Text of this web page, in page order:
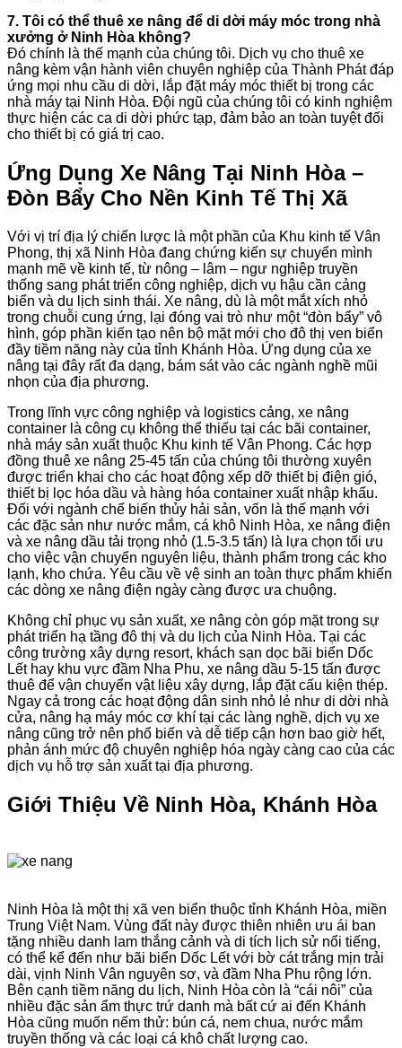
7. Tôi có thể thuê xe nâng để di dời máy móc trong nhà
xưởng ở Ninh Hòa không?
Đó chính là thế mạnh của chúng tôi. Dịch vụ cho thuê xe
nâng kèm vận hành viên chuyên nghiệp của Thành Phát đáp
ứng mọi nhu cầu di dời, lắp đặt máy móc thiết bị trong các
nhà máy tại Ninh Hòa. Đội ngũ của chúng tôi có kinh nghiệm
thực hiện các ca di dời phức tạp, đảm bảo an toàn tuyệt đối
cho thiết bị có giá trị cao.
Ứng Dụng Xe Nâng Tại Ninh Hòa –
Đòn Bẩy Cho Nền Kinh Tế Thị Xã
Với vị trí địa lý chiến lược là một phần của Khu kinh tế Vân
Phong, thị xã Ninh Hòa đang chứng kiến sự chuyển mình
mạnh mẽ về kinh tế, từ nông – lâm – ngư nghiệp truyền
thống sang phát triển công nghiệp, dịch vụ hậu cần cảng
biển và du lịch sinh thái. Xe nâng, dù là một mắt xích nhỏ
trong chuỗi cung ứng, lại đóng vai trò như một “đòn bẩy” vô
hình, góp phần kiến tạo nên bộ mặt mới cho đô thị ven biển
đầy tiềm năng này của tỉnh Khánh Hòa. Ứng dụng của xe
nâng tại đây rất đa dạng, bám sát vào các ngành nghề mũi
nhọn của địa phương.
Trong lĩnh vực công nghiệp và logistics cảng, xe nâng
container là công cụ không thể thiếu tại các bãi container,
nhà máy sản xuất thuộc Khu kinh tế Vân Phong. Các hợp
đồng thuê xe nâng 25-45 tấn của chúng tôi thường xuyên
được triển khai cho các hoạt động xếp dỡ thiết bị điện gió,
thiết bị lọc hóa dầu và hàng hóa container xuất nhập khẩu.
Đối với ngành chế biến thủy hải sản, vốn là thế mạnh với
các đặc sản như nước mắm, cá khô Ninh Hòa, xe nâng điện
và xe nâng dầu tải trọng nhỏ (1.5-3.5 tấn) là lựa chọn tối ưu
cho việc vận chuyển nguyên liệu, thành phẩm trong các kho
lạnh, kho chứa. Yêu cầu về vệ sinh an toàn thực phẩm khiến
các dòng xe nâng điện ngày càng được ưa chuộng.
Không chỉ phục vụ sản xuất, xe nâng còn góp mặt trong sự
phát triển hạ tầng đô thị và du lịch của Ninh Hòa. Tại các
công trường xây dựng resort, khách sạn dọc bãi biển Dốc
Lết hay khu vực đầm Nha Phu, xe nâng dầu 5-15 tấn được
thuê để vận chuyển vật liệu xây dựng, lắp đặt cấu kiện thép.
Ngay cả trong các hoạt động dân sinh nhỏ lẻ như di dời nhà
cửa, nâng hạ máy móc cơ khí tại các làng nghề, dịch vụ xe
nâng cũng trở nên phổ biến và dễ tiếp cận hơn bao giờ hết,
phản ánh mức độ chuyên nghiệp hóa ngày càng cao của các
dịch vụ hỗ trợ sản xuất tại địa phương.
Giới Thiệu Về Ninh Hòa, Khánh Hòa
Ninh Hòa là một thị xã ven biển thuộc tỉnh Khánh Hòa, miền
Trung Việt Nam. Vùng đất này được thiên nhiên ưu ái ban
tặng nhiều danh lam thắng cảnh và di tích lịch sử nổi tiếng,
có thể kể đến như bãi biển Dốc Lết với bờ cát trắng mịn trải
dài, vịnh Ninh Vân nguyên sơ, và đầm Nha Phu rộng lớn.
Bên cạnh tiềm năng du lịch, Ninh Hòa còn là “cái nôi” của
nhiều đặc sản ẩm thực trứ danh mà bất cứ ai đến Khánh
Hòa cũng muốn nếm thử: bún cá, nem chua, nước mắm
truyền thống và các loại cá khô chất lượng cao.